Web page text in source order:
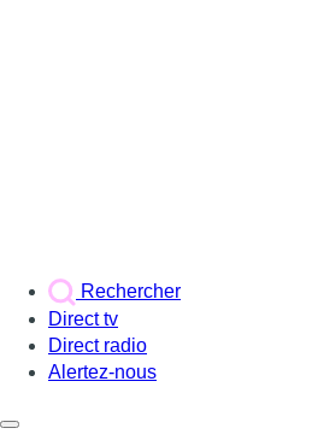
Rechercher
Direct tv
Direct radio
Alertez-nous